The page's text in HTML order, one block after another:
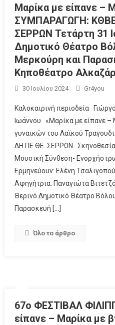
Μαρίκα με είπανε –
ΣΥΜΠΑΡΑΓΩΓΗ:
ΣΕΡΡΩΝ Τετάρτη 31
Δημοτικό Θέατρο
Μερκούρη και
Κηποθέατρο
30 Ιουλίου 2024 Gr4you
Καλοκαιρινή περιοδεία
Ιωάννου «Μαρίκα με είπανε –
γυναικών του Λαϊκού
ΔΗ.ΠΕ.ΘΕ. ΣΕΡΡΩΝ
Μουσική Σύνθεση-
Ερμηνεύουν: Ελένη
Αφηγήτρια: Παναγιώτα
Θερινό Δημοτικό Θέατρο
Παρασκευή […]
Όλο το άρθρο
67o ΦΕΣΤΙΒΑΛ
είπανε – Μαρίκα με